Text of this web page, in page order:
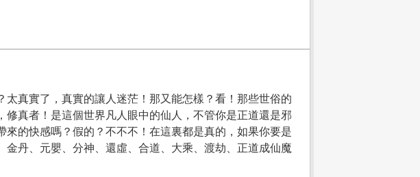
真實了，真實的讓人迷茫！那又能怎樣？看！那些世俗的
真者！是這個世界凡人眼中的仙人，不管你是正道還是邪
的快感嗎？假的？不不不！在這裏都是真的，如果你要是
、元嬰、分神、還虛、合道、大乘、渡劫、正道成仙魔